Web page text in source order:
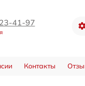
41-97
Контакты